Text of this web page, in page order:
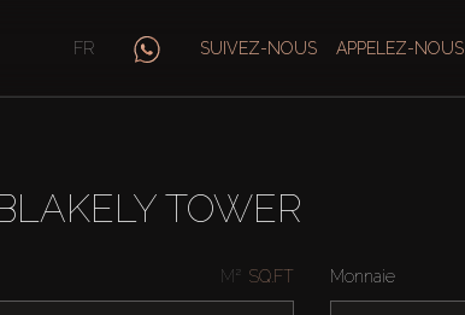
FR SUIVEZ-NOUS APPELEZ-NOUS
TOWER
M² SQ.FT Monnaie